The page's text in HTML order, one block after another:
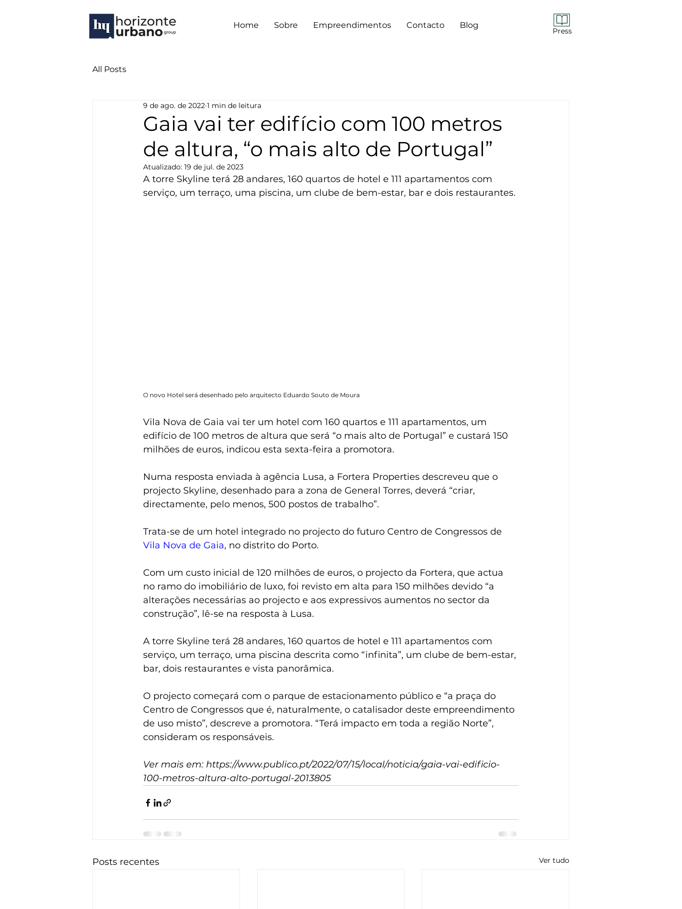
Home Sobre Empreendimentos Contacto Blog
Press
All Posts
Gaia vai ter edifício com 100 metros
de altura, “o mais alto de Portugal”
9 de ago. de 2022 1 min de leitura
Atualizado: 19 de jul. de 2023
A torre Skyline terá 28 andares, 160 quartos de hotel e 111 apartamentos com
serviço, um terraço, uma piscina, um clube de bem-estar, bar e dois restaurantes.
O novo Hotel será desenhado pelo arquitecto Eduardo Souto de Moura
Vila Nova de Gaia vai ter um hotel com 160 quartos e 111 apartamentos, um
edifício de 100 metros de altura que será “o mais alto de Portugal” e custará 150
milhões de euros, indicou esta sexta-feira a promotora.
Numa resposta enviada à agência Lusa, a Fortera Properties descreveu que o
projecto Skyline, desenhado para a zona de General Torres, deverá “criar,
directamente, pelo menos, 500 postos de trabalho”.
Trata-se de um hotel integrado no projecto do futuro Centro de Congressos de
Vila Nova de Gaia, no distrito do Porto.
Com um custo inicial de 120 milhões de euros, o projecto da Fortera, que actua
no ramo do imobiliário de luxo, foi revisto em alta para 150 milhões devido “a
alterações necessárias ao projecto e aos expressivos aumentos no sector da
construção”, lê-se na resposta à Lusa.
A torre Skyline terá 28 andares, 160 quartos de hotel e 111 apartamentos com
serviço, um terraço, uma piscina descrita como “infinita”, um clube de bem-estar,
bar, dois restaurantes e vista panorâmica.
O projecto começará com o parque de estacionamento público e “a praça do
Centro de Congressos que é, naturalmente, o catalisador deste empreendimento
de uso misto”, descreve a promotora. “Terá impacto em toda a região Norte”,
consideram os responsáveis.
Ver mais em: https://www.publico.pt/2022/07/15/local/noticia/gaia-vai-edificio-
100-metros-altura-alto-portugal-2013805
Posts recentes Ver tudo